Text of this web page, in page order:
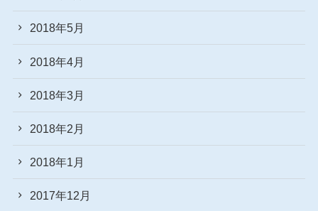
2018年5月
2018年4月
2018年3月
2018年2月
2018年1月
2017年12月